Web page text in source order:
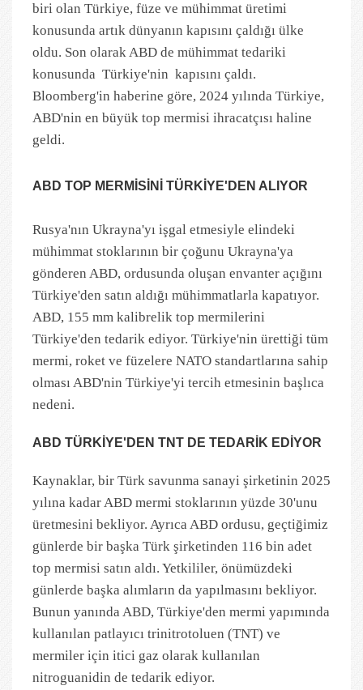
biri olan Türkiye, füze ve mühimmat üretimi
konusunda artık dünyanın kapısını çaldığı ülke
oldu. Son olarak ABD de mühimmat tedariki
konusunda Türkiye'nin kapısını çaldı.
Bloomberg'in haberine göre, 2024 yılında Türkiye,
ABD'nin en büyük top mermisi ihracatçısı haline
geldi.
ABD TOP MERMİSİNİ TÜRKİYE'DEN ALIYOR
Rusya'nın Ukrayna'yı işgal etmesiyle elindeki
mühimmat stoklarının bir çoğunu Ukrayna'ya
gönderen ABD, ordusunda oluşan envanter açığını
Türkiye'den satın aldığı mühimmatlarla kapatıyor.
ABD, 155 mm kalibrelik top mermilerini
Türkiye'den tedarik ediyor. Türkiye'nin ürettiği tüm
mermi, roket ve füzelere NATO standartlarına sahip
olması ABD'nin Türkiye'yi tercih etmesinin başlıca
nedeni.
ABD TÜRKİYE'DEN TNT DE TEDARİK EDİYOR
Kaynaklar, bir Türk savunma sanayi şirketinin 2025
yılına kadar ABD mermi stoklarının yüzde 30'unu
üretmesini bekliyor. Ayrıca ABD ordusu, geçtiğimiz
günlerde bir başka Türk şirketinden 116 bin adet
top mermisi satın aldı. Yetkililer, önümüzdeki
günlerde başka alımların da yapılmasını bekliyor.
Bunun yanında ABD, Türkiye'den mermi yapımında
kullanılan patlayıcı trinitrotoluen (TNT) ve
mermiler için itici gaz olarak kullanılan
nitroguanidin de tedarik ediyor.